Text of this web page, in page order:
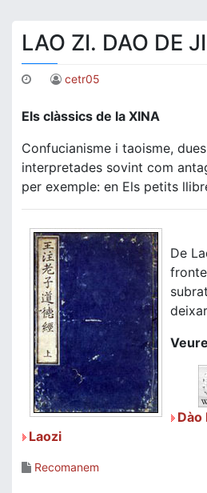
LAO ZI. DAO DE
cetr05
Els clàssics de la XINA
Confucianisme i taoisme,
interpretades sovint com
per exemple: en Els petits
De
Dào
Laozi
Recomanem